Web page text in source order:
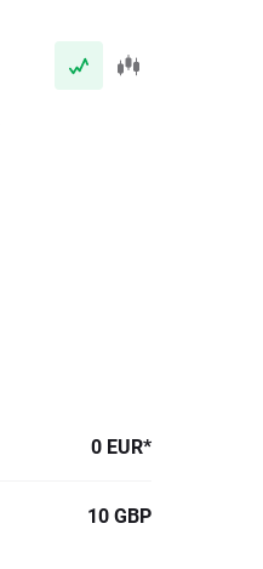
0 EUR*
10 GBP